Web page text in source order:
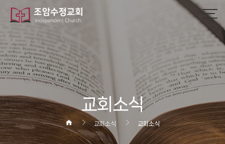
교회소식
교회소식 교회소식